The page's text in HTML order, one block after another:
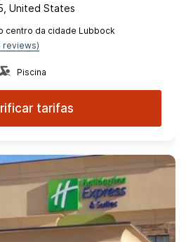
United States
centro da cidade Lubbock
reviews)
Piscina
tarifas